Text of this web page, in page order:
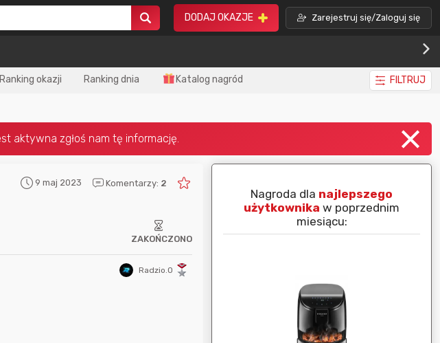
DODAJ OKAZJE Zarejestruj się/Zaloguj się
Ranking okazji Ranking dnia Katalog nagród FILTRUJ
9 maj 2023 Komentarzy: 2
ZAKOŃCZONO
Radzio.O
Nagroda dla najlepszego
użytkownika w poprzednim
miesiącu: